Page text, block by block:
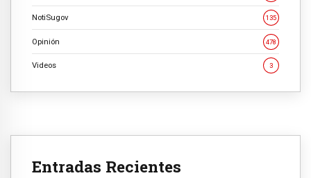
NotiSugov 135
Opinión 478
Videos 3
Entradas Recientes